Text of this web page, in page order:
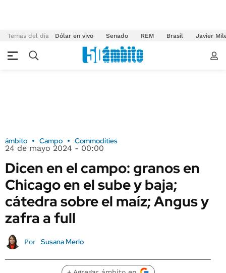
Temas del día Dólar en vivo Senado REM Brasil Javier
ámbito Campo Commodities
24 de mayo 2024 - 00:00
Dicen en el campo: granos en
Chicago en el sube y baja;
cátedra sobre el maíz; Angus y
zafra a full
Por Susana Merlo